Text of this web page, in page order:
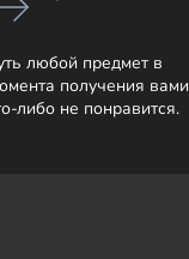
любой предмет в
получения вами
либо не понравится.